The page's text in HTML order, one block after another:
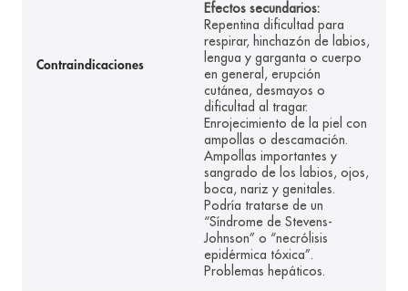
Contraindicaciones
Efectos secundarios:
Repentina dificultad para
respirar, hinchazón de labios,
lengua y garganta o cuerpo
en general, erupción
cutánea, desmayos o
dificultad al tragar.
Enrojecimiento de la piel con
ampollas o descamación.
Ampollas importantes y
sangrado de los labios, ojos,
boca, nariz y genitales.
Podría tratarse de un
“Síndrome de Stevens-
Johnson” o “necrólisis
epidérmica tóxica”.
Problemas hepáticos.